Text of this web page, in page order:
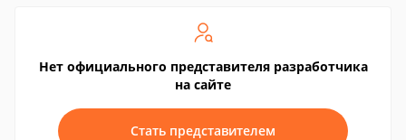
Нет официального представителя разработчика
на сайте
Стать представителем